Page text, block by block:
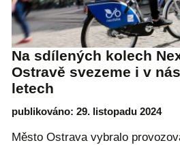
Na sdílených kolech
Ostravě svezeme i v
letech
publikováno: 29. listopadu 2024
Město Ostrava vybralo